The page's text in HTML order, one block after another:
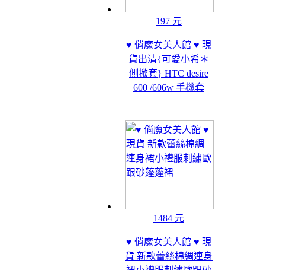
197 元
♥ 俏魔女美人館 ♥ 現
貨出清{可愛小希＊
側掀套} HTC desire
600 /606w 手機套
1484 元
♥ 俏魔女美人館 ♥ 現
貨 新款蕾絲棉綢連身